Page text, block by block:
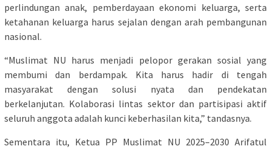
perlindungan anak, pemberdayaan ekonomi keluarga, serta
ketahanan keluarga harus sejalan dengan arah pembangunan
nasional.
“Muslimat NU harus menjadi pelopor gerakan sosial yang
membumi dan berdampak. Kita harus hadir di tengah
masyarakat dengan solusi nyata dan pendekatan
berkelanjutan. Kolaborasi lintas sektor dan partisipasi aktif
seluruh anggota adalah kunci keberhasilan kita,” tandasnya.
Sementara itu, Ketua PP Muslimat NU 2025–2030 Arifatul